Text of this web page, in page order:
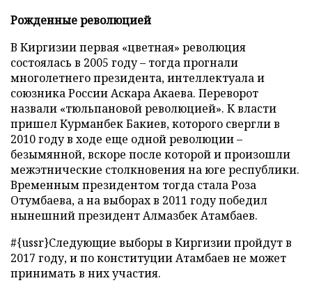
Рожденные революцией
В Киргизии первая «цветная» революция
состоялась в 2005 году – тогда прогнали
многолетнего президента, интеллектуала и
союзника России Аскара Акаева. Переворот
назвали «тюльпановой революцией». К власти
пришел Курманбек Бакиев, которого свергли в
2010 году в ходе еще одной революции –
безымянной, вскоре после которой и произошли
межэтнические столкновения на юге республики.
Временным президентом тогда стала Роза
Отумбаева, а на выборах в 2011 году победил
нынешний президент Алмазбек Атамбаев.
#{ussr}Следующие выборы в Киргизии пройдут в
2017 году, и по конституции Атамбаев не может
принимать в них участия.